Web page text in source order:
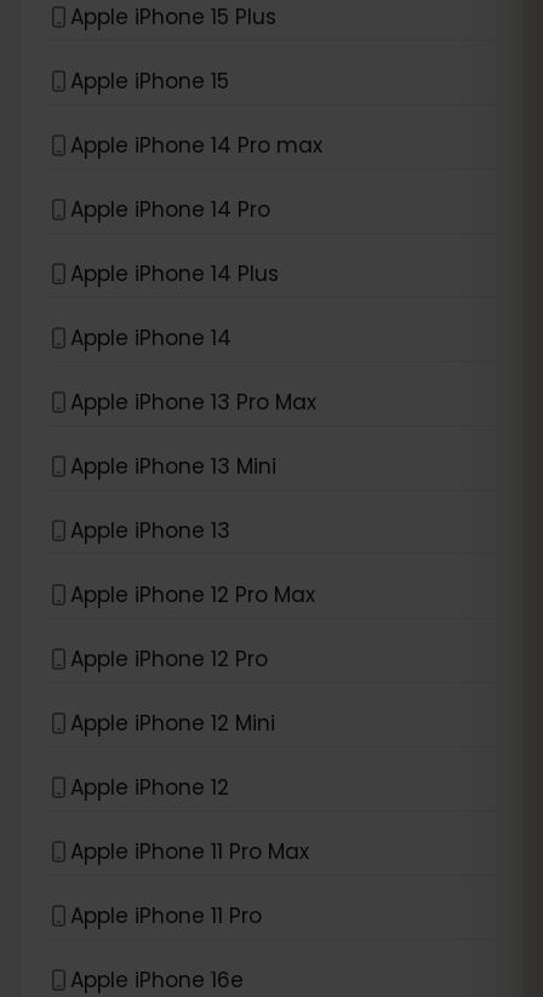
Apple iPhone 15 Plus
Apple iPhone 15
Apple iPhone 14 Pro max
Apple iPhone 14 Pro
Apple iPhone 14 Plus
Apple iPhone 14
Apple iPhone 13 Pro Max
Apple iPhone 13 Mini
Apple iPhone 13
Apple iPhone 12 Pro Max
Apple iPhone 12 Pro
Apple iPhone 12 Mini
Apple iPhone 12
Apple iPhone 11 Pro Max
Apple iPhone 11 Pro
Apple iPhone 16e